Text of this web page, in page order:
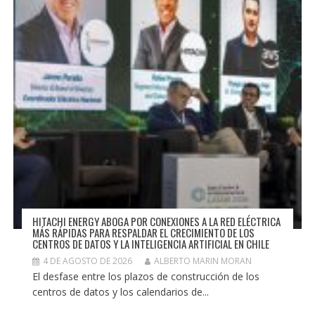
HITACHI ENERGY ABOGA POR CONEXIONES A LA RED ELÉCTRICA
MÁS RÁPIDAS PARA RESPALDAR EL CRECIMIENTO DE LOS
CENTROS DE DATOS Y LA INTELIGENCIA ARTIFICIAL EN CHILE
4 DE AGOSTO DE 2026 ALBERTO MARIN MORAN
El desfase entre los plazos de construcción de los
centros de datos y los calendarios de...